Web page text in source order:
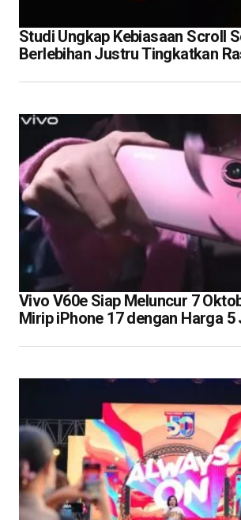
Studi Ungkap Kebiasaan Scroll
Berlebihan Justru Tingkatkan
Vivo V60e Siap Meluncur 7
Mirip iPhone 17 dengan Harga 5